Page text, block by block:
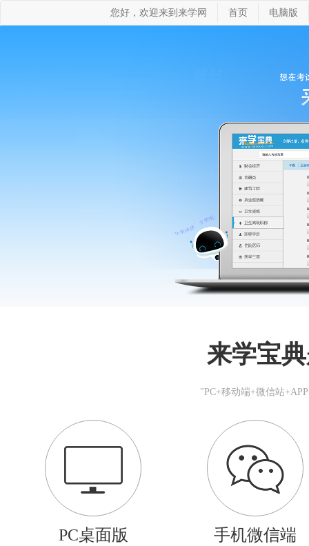
您好，欢迎来到来学网 首页 电脑版
来学宝
"PC+移动端+微信站
PC桌面版 手机微信端